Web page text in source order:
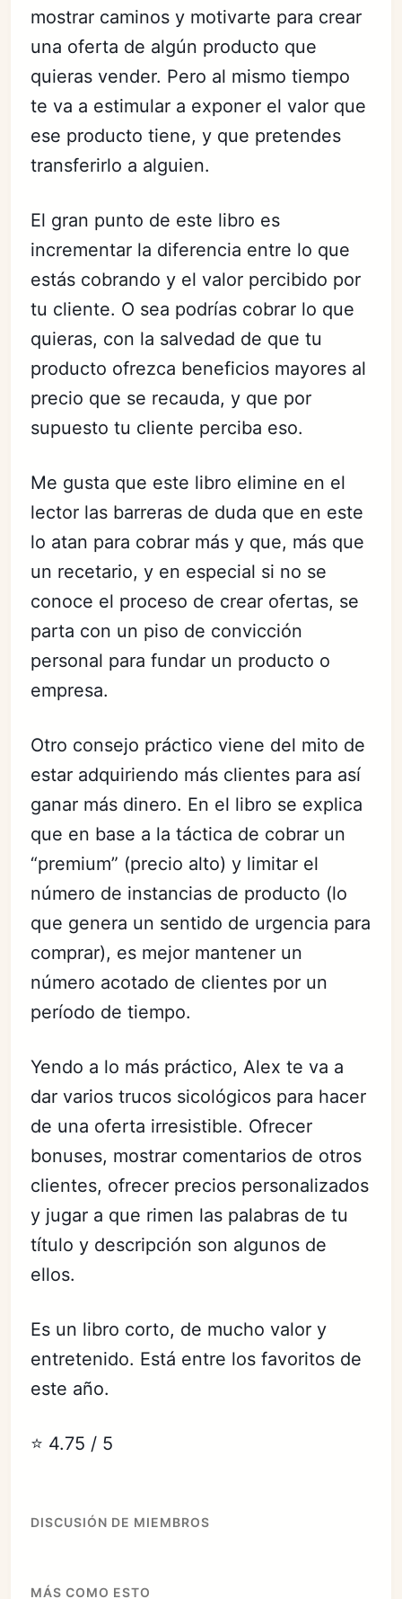
mostrar caminos y motivarte para crear
una oferta de algún producto que
quieras vender. Pero al mismo tiempo
te va a estimular a exponer el valor que
ese producto tiene, y que pretendes
transferirlo a alguien.
El gran punto de este libro es
incrementar la diferencia entre lo que
estás cobrando y el valor percibido por
tu cliente. O sea podrías cobrar lo que
quieras, con la salvedad de que tu
producto ofrezca beneficios mayores al
precio que se recauda, y que por
supuesto tu cliente perciba eso.
Me gusta que este libro elimine en el
lector las barreras de duda que en este
lo atan para cobrar más y que, más que
un recetario, y en especial si no se
conoce el proceso de crear ofertas, se
parta con un piso de convicción
personal para fundar un producto o
empresa.
Otro consejo práctico viene del mito de
estar adquiriendo más clientes para así
ganar más dinero. En el libro se explica
que en base a la táctica de cobrar un
“premium” (precio alto) y limitar el
número de instancias de producto (lo
que genera un sentido de urgencia para
comprar), es mejor mantener un
número acotado de clientes por un
período de tiempo.
Yendo a lo más práctico, Alex te va a
dar varios trucos sicológicos para hacer
de una oferta irresistible. Ofrecer
bonuses, mostrar comentarios de otros
clientes, ofrecer precios personalizados
y jugar a que rimen las palabras de tu
título y descripción son algunos de
ellos.
Es un libro corto, de mucho valor y
entretenido. Está entre los favoritos de
este año.
⭐️ 4.75 / 5
DISCUSIÓN DE MIEMBROS
MÁS COMO ESTO